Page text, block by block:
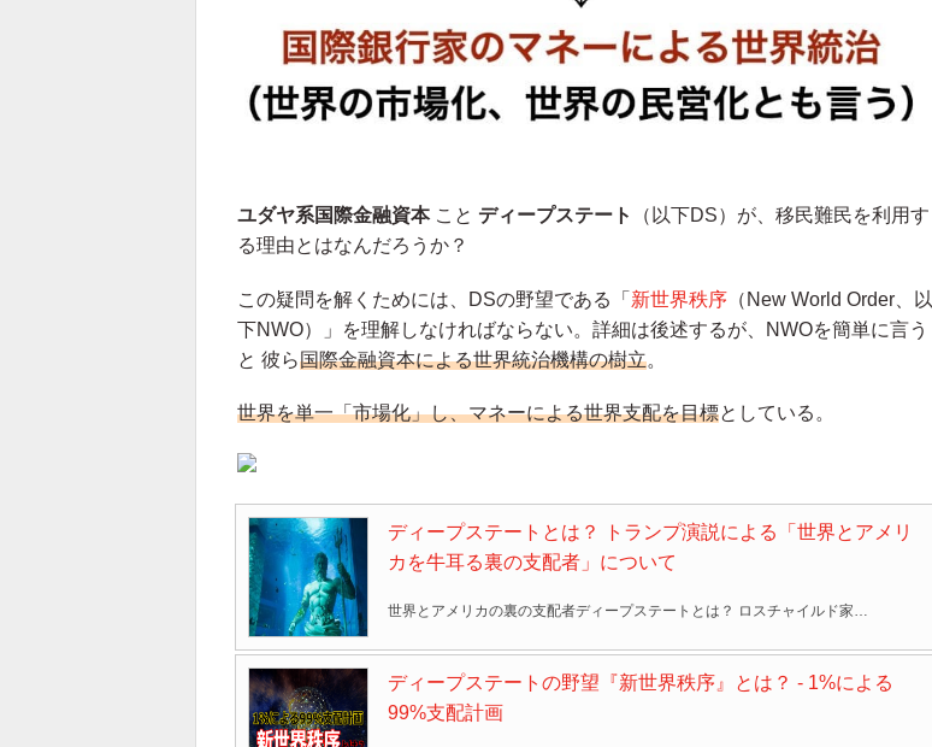
ユダヤ系国際金融資本こと ディープステート
（以下DS）が、移民難民を利用す
る理由とはなんだろうか？
この疑問を解くためには、DSの野望である「 新世界秩序（New World Order、以
下NWO）」を理解しなければならない。詳細は後述するが、NWOを簡単に言う
と 彼ら国際金融資本による世界統治機構の樹立。
世界を単一「市場化」し、マネーによる世界支配を目標としている。
ディープステートとは？ トランプ演説による「世界とアメリ
カを牛耳る裏の支配者」について
世界とアメリカの裏の支配者ディープステートとは？ ロスチャイルド家を始めとする左派ユダヤのグローバリストがFRB、中央銀行を操作する本物の錬金術とは？ケネディ、リンカーン暗殺の理由とは？ トランプ大統領の
ディープステートの野望『新世界秩序』とは？ - 1%による
99%支配計画